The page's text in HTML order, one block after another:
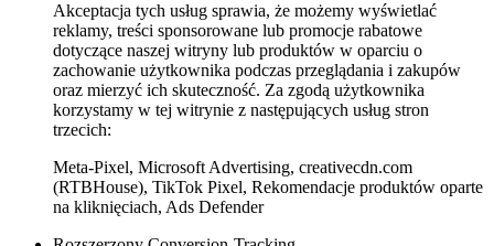
Akceptacja tych usług sprawia, że możemy wyświetlać
reklamy, treści sponsorowane lub promocje rabatowe
dotyczące naszej witryny lub produktów w oparciu o
zachowanie użytkownika podczas przeglądania i zakupów
oraz mierzyć ich skuteczność. Za zgodą użytkownika
korzystamy w tej witrynie z następujących usług stron
trzecich:
Meta-Pixel, Microsoft Advertising, creativecdn.com
(RTBHouse), TikTok Pixel, Rekomendacje produktów oparte
na kliknięciach, Ads Defender